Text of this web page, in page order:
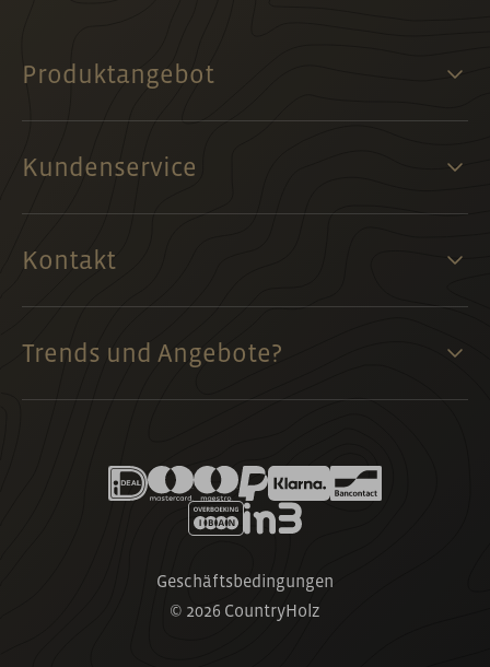
Produktangebot
Kundenservice
Kontakt
Trends und Angebote?
Geschäftsbedingungen
© 2026 CountryHolz